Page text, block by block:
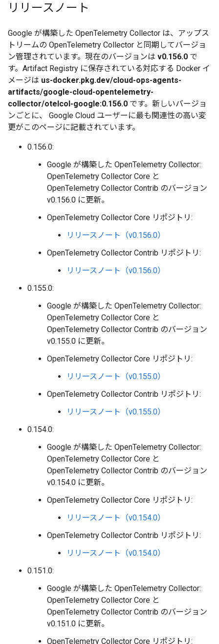
リリースノート
Google が構築した OpenTelemetry Collector は、アップス
トリームの OpenTelemetry Collector と同期してバージョ
ン管理されています。現在のバージョンは v0.156.0 で
す。Artifact Registry に保存されている対応する Docker イ
メージは us-docker.pkg.dev/cloud-ops-agents-
artifacts/google-cloud-opentelemetry-
collector/otelcol-google:0.156.0 です。新しいバージョ
ンごとに、 Google Cloud ユーザーに最も関連性の高い変
更がこのページに記載されています。
0.156.0:
Google が構築した OpenTelemetry Collector:
OpenTelemetry Collector Core と
OpenTelemetry Collector Contrib のバージョン
v0.156.0 に更新。
OpenTelemetry Collector Core リポジトリ:
リリースノート（v0.156.0）
OpenTelemetry Collector Contrib リポジトリ:
リリースノート（v0.156.0）
0.155.0:
Google が構築した OpenTelemetry Collector:
OpenTelemetry Collector Core と
OpenTelemetry Collector Contrib のバージョン
v0.155.0 に更新。
OpenTelemetry Collector Core リポジトリ:
リリースノート（v0.155.0）
OpenTelemetry Collector Contrib リポジトリ:
リリースノート（v0.155.0）
0.154.0:
Google が構築した OpenTelemetry Collector:
OpenTelemetry Collector Core と
OpenTelemetry Collector Contrib のバージョン
v0.154.0 に更新。
OpenTelemetry Collector Core リポジトリ:
リリースノート（v0.154.0）
OpenTelemetry Collector Contrib リポジトリ:
リリースノート（v0.154.0）
0.151.0:
Google が構築した OpenTelemetry Collector:
OpenTelemetry Collector Core と
OpenTelemetry Collector Contrib のバージョン
v0.151.0 に更新。
OpenTelemetry Collector Core リポジトリ: